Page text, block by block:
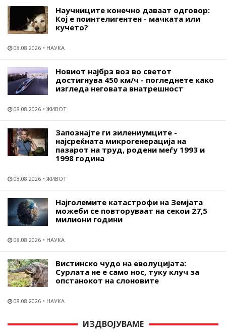
Научниците конечно даваат одговор:
Кој е поинтелигентен - мачката или
кучето?
08.08.2026 НАУКА
Новиот најбрз воз во светот
достигнува 450 км/ч - погледнете како
изгледа неговата внатрешност
08.08.2026 ЖИВОТ
Запознајте ги зилениумците -
најсреќната микрогенерација на
пазарот на труд, родени меѓу 1993 и
1998 година
08.08.2026 ЖИВОТ
Најголемите катастрофи на Земјата
можеби се повторуваат на секои 27,5
милиони години
08.08.2026 НАУКА
Вистинско чудо на еволуцијата:
Сурлата не е само нос, туку клуч за
опстанокот на слоновите
08.08.2026 НАУКА
ИЗДВОЈУВАМЕ